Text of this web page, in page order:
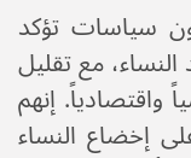
سياسات تؤكد
مع تقليل
واقتصادياً. إنهم
إخضاع النساء